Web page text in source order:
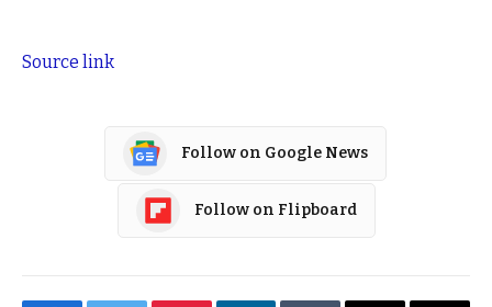
Source link
Follow on Google News
Follow on Flipboard